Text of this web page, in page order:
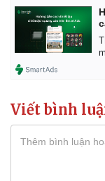
Kinh tế
Viết bình